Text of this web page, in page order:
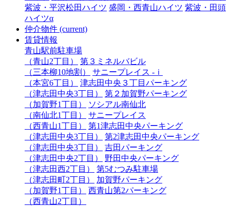
紫波・平沢松田ハイツ 盛岡・西青山ハイツ 紫波・田頭
ハイツα
仲介物件 (current)
賃貸情報
青山駅前駐車場
（青山2丁目）
第３ミネルバビル
（三本柳10地割）
サニープレイス -ｉ
（本宮6丁目）
津志田中央３丁目パーキング
（津志田中央3丁目）
第２加賀野パーキング
（加賀野1丁目）
ソシアル南仙北
（南仙北1丁目）
サニープレイス
（西青山1丁目）
第1津志田中央パーキング
（津志田中央3丁目）
第2津志田中央パーキング
（津志田中央3丁目）
吉田パーキング
（津志田中央2丁目）
野田中央パーキング
（津志田西2丁目）
第5むつみ駐車場
（津志田町2丁目）
加賀野パーキング
（加賀野1丁目）
西青山第2パーキング
（西青山2丁目）